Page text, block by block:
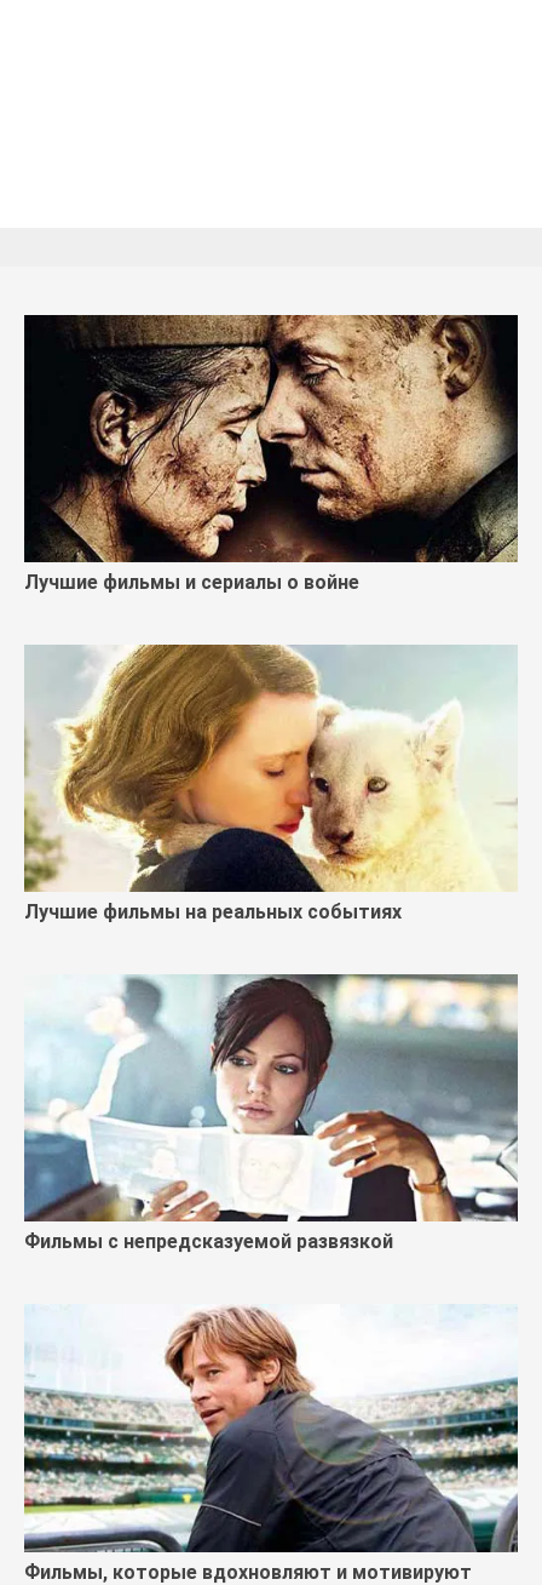
Лучшие фильмы и сериалы о войне
Лучшие фильмы на реальных событиях
Фильмы с непредсказуемой развязкой
Фильмы, которые вдохновляют и мотивируют